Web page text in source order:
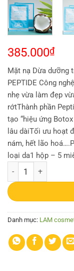
385.000₫
Mặt nạ Dừa dưỡng
PEPTIDE Công
nhẹ vừa làm đẹp
rớtThành phần
tạo “hiệu ứng
lâu dàiTối ưu hoạt
nám, hết lão
loại da1 hộp – 5
Mặt nạ Dừa dưỡng
Danh mục: LAM